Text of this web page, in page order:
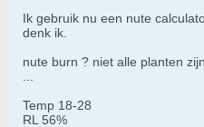
Ik gebruik nu een nute
denk ik.
nute burn ? niet alle planten
Temp 18-28
RL 56%